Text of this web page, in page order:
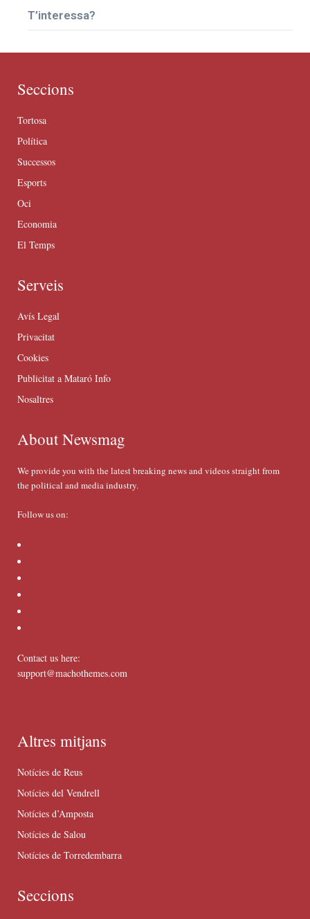
T’interessa?
Seccions
Tortosa
Política
Successos
Esports
Oci
Economia
El Temps
Serveis
Avís Legal
Privacitat
Cookies
Publicitat a Mataró Info
Nosaltres
About Newsmag
We provide you with the latest breaking news and videos straight from
the political and media industry.
Follow us on:
Contact us here:
support@machothemes.com
Altres mitjans
Notícies de Reus
Notícies del Vendrell
Notícies d’Amposta
Notícies de Salou
Notícies de Torredembarra
Seccions